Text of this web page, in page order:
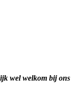
wel welkom bij ons